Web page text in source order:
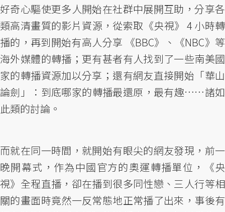
好奇心驅使更多人開始在社群中展開互助，分享各
類高清畫質的影片資源，從索取《央視》 4 小時轉
播的，再到開始有高人分享 《BBC》、《NBC》等
海外媒體的轉播；更有甚者有人找到了一些南美國
家的轉播資源加以分享；還有網友直接開始「華山
論劍」：到底哪家的轉播最還原，最有趣……諸如
此類的討論。
而就在同一時間，就開始有眼尖的網友發現，前一
晚開幕式，作為中國官方的奧運轉播單位，《央
視》全程直播，卻在播到很多同性戀、三人行等相
關的畫面時竟然一反常態地正常播了出來，事後有